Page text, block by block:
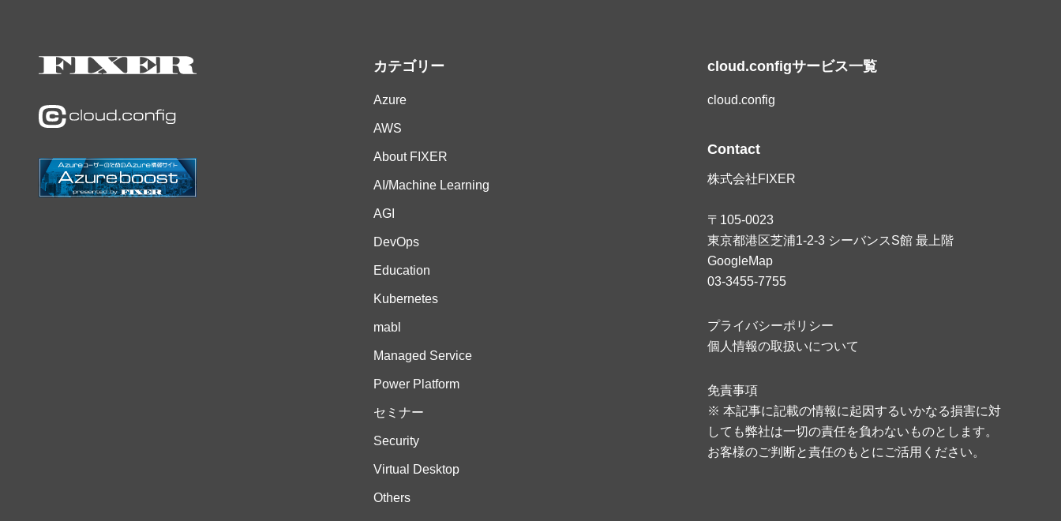
カテゴリー
Azure
AWS
About FIXER
AI/Machine Learning
AGI
DevOps
Education
Kubernetes
mabl
Managed Service
Power Platform
セミナー
Security
Virtual Desktop
Others
cloud.configサービス一覧
cloud.config
Contact
株式会社FIXER
〒105-0023
東京都港区芝浦1-2-3 シーバンスS館 最上階
GoogleMap
03-3455-7755
プライバシーポリシー
個人情報の取扱いについて
免責事項
※ 本記事に記載の情報に起因するいかなる損害に対
しても弊社は一切の責任を負わないものとします。
お客様のご判断と責任のもとにご活用ください。